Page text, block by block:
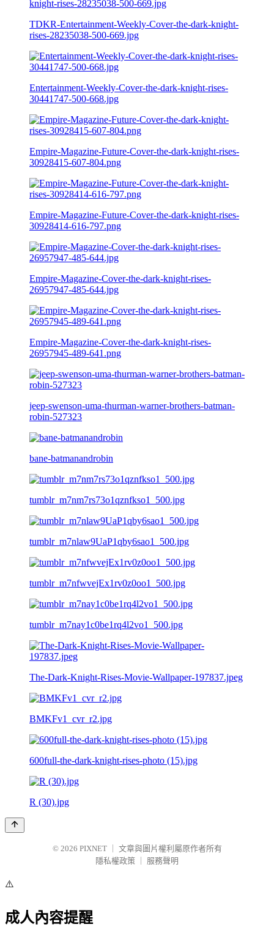
TDKR-Entertainment-Weekly-Cover-the-dark-knight-
rises-28235038-500-669.jpg
Entertainment-Weekly-Cover-the-dark-knight-rises-
30441747-500-668.jpg
Empire-Magazine-Future-Cover-the-dark-knight-rises-
30928415-607-804.png
Empire-Magazine-Future-Cover-the-dark-knight-rises-
30928414-616-797.png
Empire-Magazine-Cover-the-dark-knight-rises-
26957947-485-644.jpg
Empire-Magazine-Cover-the-dark-knight-rises-
26957945-489-641.png
jeep-swenson-uma-thurman-warner-brothers-batman-
robin-527323
bane-batmanandrobin
tumblr_m7nm7rs73o1qznfkso1_500.jpg
tumblr_m7nlaw9UaP1qby6sao1_500.jpg
tumblr_m7nfwvejEx1rv0z0oo1_500.jpg
tumblr_m7nay1c0be1rq4l2vo1_500.jpg
The-Dark-Knight-Rises-Movie-Wallpaper-197837.jpeg
BMKFv1_cvr_r2.jpg
600full-the-dark-knight-rises-photo (15).jpg
R (30).jpg
© 2026 PIXNET
文章與圖片權利屬原作者所有
隱私權政策
服務聲明
⚠️
成人內容提醒